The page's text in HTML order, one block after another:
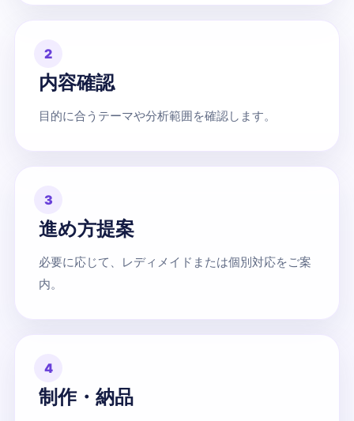
2
内容確認
目的に合うテーマや分析範囲を確認します。
3
進め方提案
必要に応じて、レディメイドまたは個別対応をご案
内。
4
制作・納品